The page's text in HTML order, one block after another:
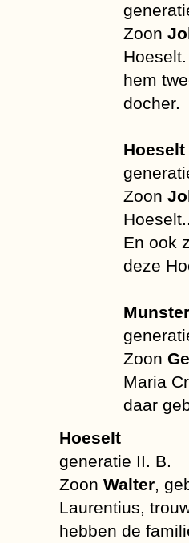
Zoon
hem
docher.
Hoeselt
Zoon
En ook
deze
Zoon
Maria
daar
Hoeselt
generatie II. B.
Zoon Walter,
Laurentius,
hebben de